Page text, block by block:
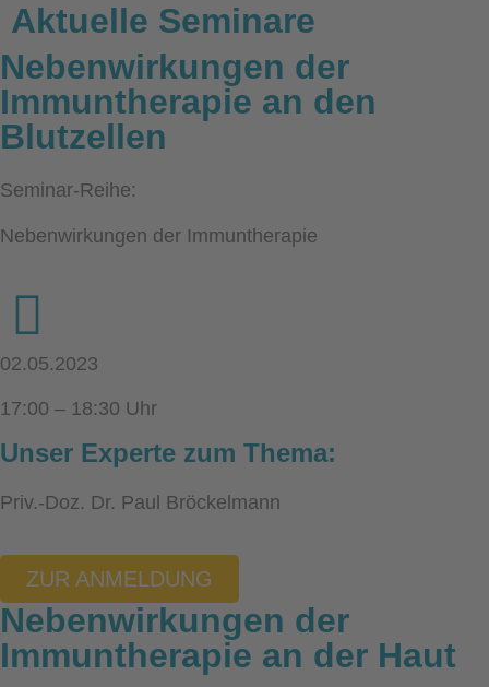
Aktuelle Seminare
Nebenwirkungen der
Immuntherapie an den
Blutzellen
Seminar-Reihe:
Nebenwirkungen der Immuntherapie
02.05.2023
17:00 – 18:30 Uhr
Unser Experte zum Thema:
Priv.-Doz. Dr. Paul Bröckelmann
ZUR ANMELDUNG
Nebenwirkungen der
Immuntherapie an der Haut